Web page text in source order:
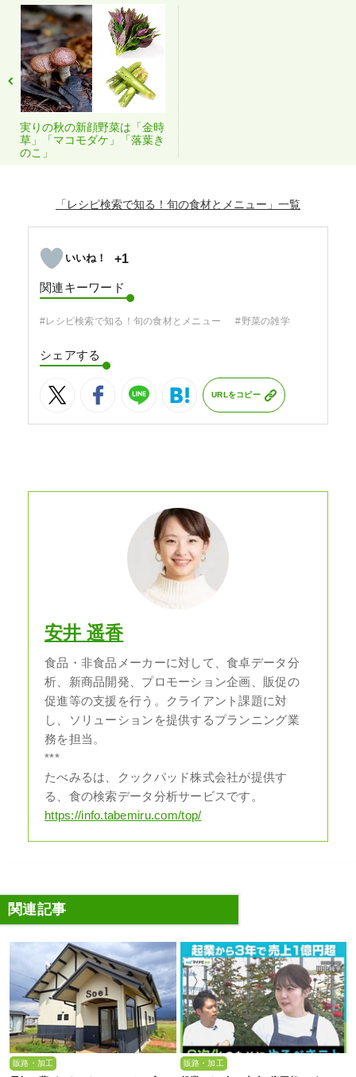
実りの秋の新顔野菜は「金時
草」「マコモダケ」「落葉き
のこ」
「レシピ検索で知る！旬の食材とメニュー」
+1
関連キーワード
#レシピ検索で知る！旬の食材とメニュー #野菜の雑学
シェアする
URLをコピー
安井 遥香
食品・非食品メーカーに対して、食卓データ分
析、新商品開発、プロモーション企画、販促の
促進等の支援を行う。クライアント課題に対
し、ソリューションを提供するプランニング業
務を担当。
***
たべみるは、クックパッド株式会社が提供す
る、⾷の検索データ分析サービスです。
https://info.tabemiru.com/top/
関連記事
販路・加工 販路・加工